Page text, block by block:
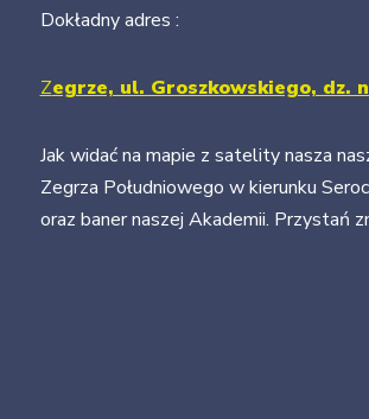
Dokładny adres :
Zegrze, ul. Groszkowskiego, dz.
Jak widać na mapie z satelity nasza
Zegrza Południowego w kierunku
oraz baner naszej Akademii. Przystań